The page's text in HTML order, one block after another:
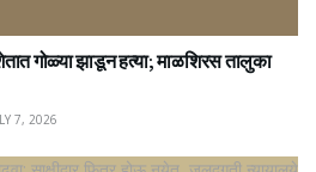
गोळ्या झाडून हत्या; माळशिरस तालुका
7, 2026